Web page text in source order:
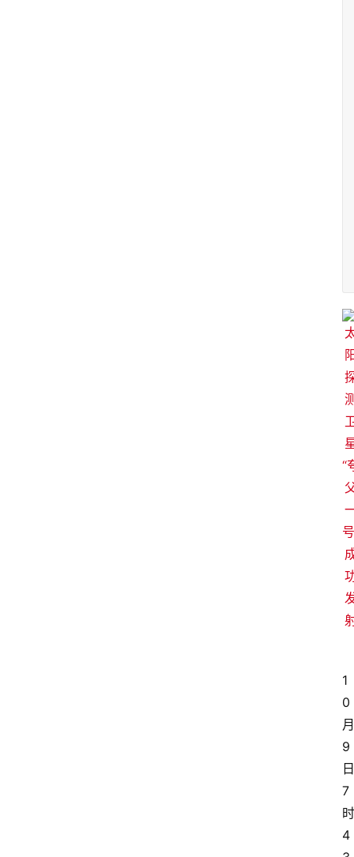
1
0
月
9
日
7
时
4